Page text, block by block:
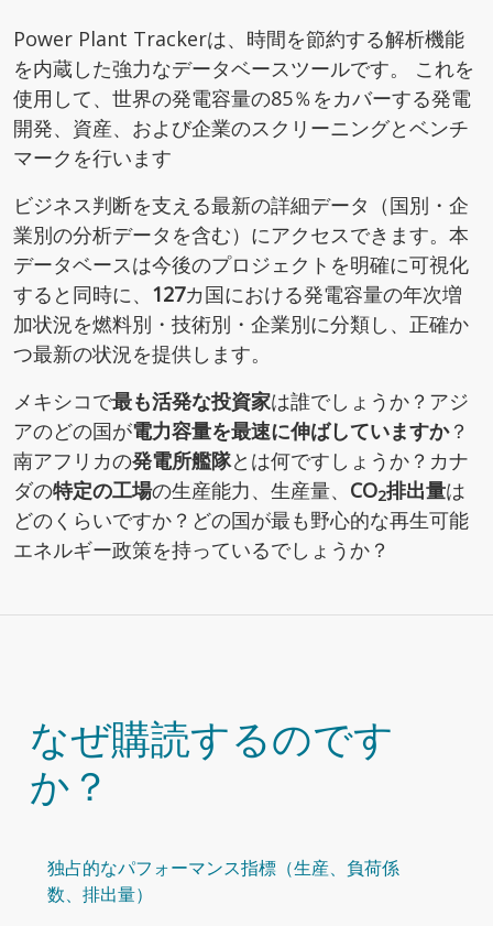
Power Plant Trackerは、時間を節約する解析機能
を内蔵した強力なデータベースツールです。 これを
使用して、世界の発電容量の85％をカバーする発電
開発、資産、および企業のスクリーニングとベンチ
マークを行います
ビジネス判断を支える最新の詳細データ（国別・企
業別の分析データを含む）にアクセスできます。本
データベースは今後のプロジェクトを明確に可視化
すると同時に、 127カ国における発電容量の年次増
加状況を燃料別・技術別・企業別に分類し、正確か
つ最新の状況を提供します。
メキシコで最も活発な投資家は誰でしょうか？アジ
アのどの国が電力容量を最速に伸ばしていますか？
南アフリカの発電所艦隊とは何ですしょうか？カナ
ダの特定の工場の生産能力、生産量、 CO2排出量は
どのくらいですか？どの国が最も野心的な再生可能
エネルギー政策を持っているでしょうか？
なぜ購読するのです
か？
独占的なパフォーマンス指標（生産、負荷係
数、排出量）